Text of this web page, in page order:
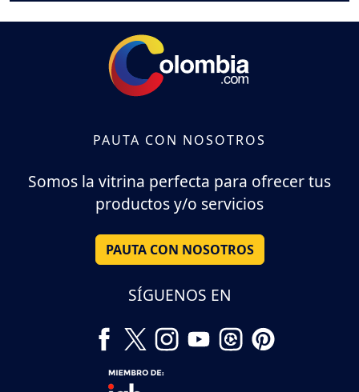
PAUTA CON NOSOTROS
Somos la vitrina perfecta para ofrecer tus
productos y/o servicios
PAUTA CON NOSOTROS
SÍGUENOS EN